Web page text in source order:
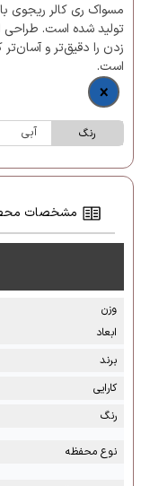
مسواک ری کالر ریجوی
تولید شده است.
زدن را دقیق‌تر و آسان‌تر
است.
رنگ آبی
مشخصات
وزن
ابعاد
برند
کارایی
رنگ
نوع محفظه